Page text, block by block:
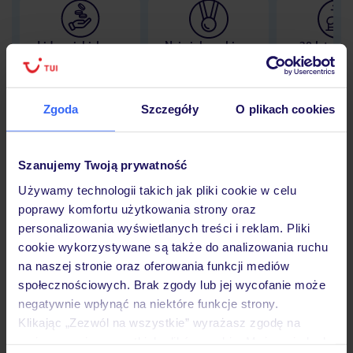
Zgoda Szczegóły O plikach cookies
Szanujemy Twoją prywatność
Używamy technologii takich jak pliki cookie w celu
poprawy komfortu użytkowania strony oraz
personalizowania wyświetlanych treści i reklam. Pliki
cookie wykorzystywane są także do analizowania ruchu
na naszej stronie oraz oferowania funkcji mediów
społecznościowych. Brak zgody lub jej wycofanie może
negatywnie wpłynąć na niektóre funkcje strony.
Klikając „Zezwól na wszystkie” wyrażasz zgodę na
Lider niskich cen
Największe biuro
30 lat w
Hotel
Opinie
Pokoje